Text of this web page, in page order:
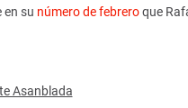
en su número de febreroque
Asanblada